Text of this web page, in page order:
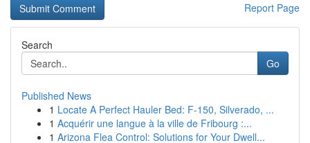
Report Page
Search
Go
Published News
1 Locate A Perfect Hauler Bed: F-150, Silverado, ...
1 Acquérir une langue à la ville de Fribourg :...
1 Arizona Flea Control: Solutions for Your Dwell...